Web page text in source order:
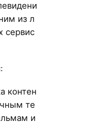
из л
сервис
контен
те
и